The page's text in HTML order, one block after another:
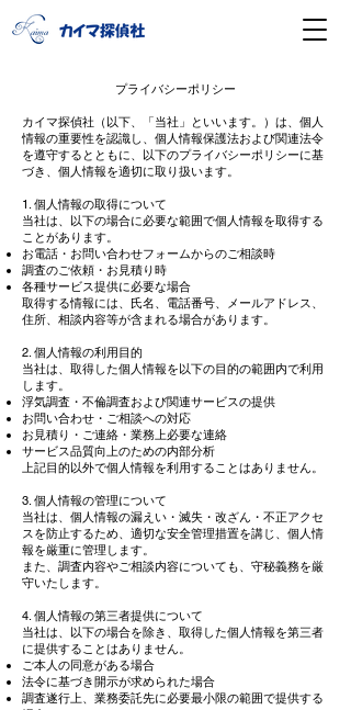
プライバシーポリシー
カイマ探偵社（以下、「当社」といいます。）は、個人
情報の重要性を認識し、個人情報保護法および関連法令
を遵守するとともに、以下のプライバシーポリシーに基
づき、個人情報を適切に取り扱います。
1. 個人情報の取得について
当社は、以下の場合に必要な範囲で個人情報を取得する
ことがあります。
お電話・お問い合わせフォームからのご相談時
調査のご依頼・お見積り時
各種サービス提供に必要な場合
取得する情報には、氏名、電話番号、メールアドレス、
住所、相談内容等が含まれる場合があります。
2. 個人情報の利用目的
当社は、取得した個人情報を以下の目的の範囲内で利用
します。
浮気調査・不倫調査および関連サービスの提供
お問い合わせ・ご相談への対応
お見積り・ご連絡・業務上必要な連絡
サービス品質向上のための内部分析
上記目的以外で個人情報を利用することはありません。
3. 個人情報の管理について
当社は、個人情報の漏えい・滅失・改ざん・不正アクセ
スを防止するため、適切な安全管理措置を講じ、個人情
報を厳重に管理します。
また、調査内容やご相談内容についても、守秘義務を厳
守いたします。
4. 個人情報の第三者提供について
当社は、以下の場合を除き、取得した個人情報を第三者
に提供することはありません。
ご本人の同意がある場合
法令に基づき開示が求められた場合
調査遂行上、業務委託先に必要最小限の範囲で提供する